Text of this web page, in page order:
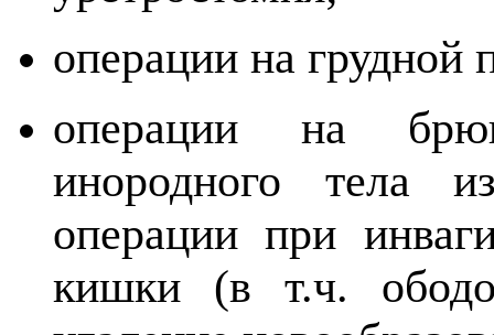
операции на грудной
операции на
инородного тела
операции при
кишки (в т.ч.